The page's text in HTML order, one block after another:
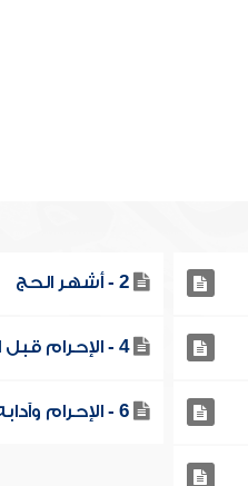
2 - أشهر الحج
4 - الإحرام قبل الميقات المكاني
6 - الإحرام وآدابه